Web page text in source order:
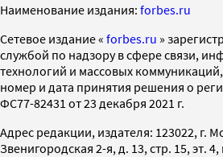
Наименование издания: forbes.ru
Cетевое издание « forbes.ru »
службой по надзору в сфере связи,
технологий и массовых
номер и дата принятия решения о
ФС77-82431 от 23 декабря 2021 г.
Адрес редакции, издателя: 123022, г.
Звенигородская 2-я, д. 13, стр. 15, эт.